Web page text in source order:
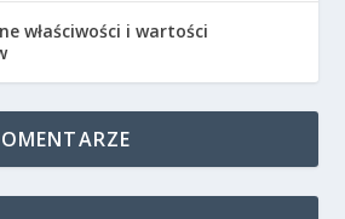
właściwości i wartości